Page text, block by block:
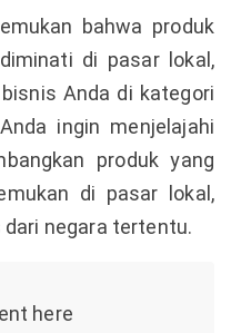
bahwa produk
di pasar lokal,
Anda di kategori
ingin menjelajahi
produk yang
di pasar lokal,
negara tertentu.